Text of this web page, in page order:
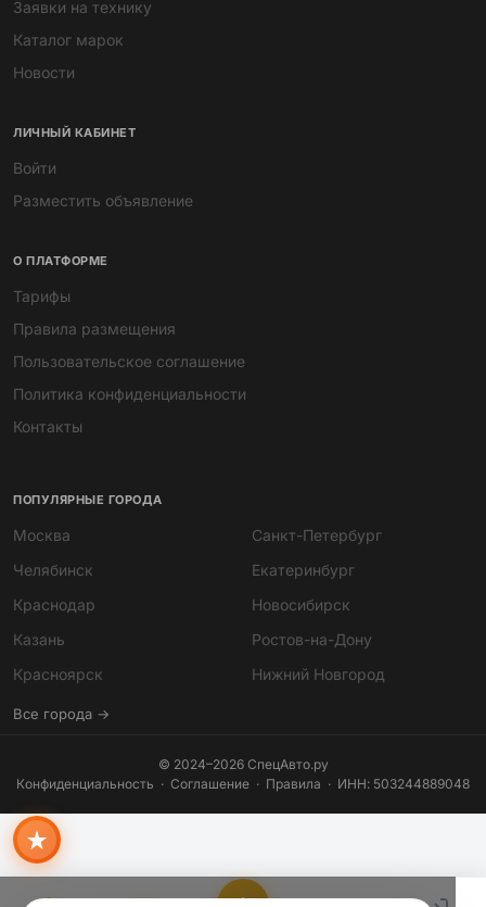
Заявки на технику
Каталог марок
Новости
ЛИЧНЫЙ КАБИНЕТ
Войти
Разместить объявление
О ПЛАТФОРМЕ
Тарифы
Правила размещения
Пользовательское соглашение
Политика конфиденциальности
Контакты
ПОПУЛЯРНЫЕ ГОРОДА
Москва
Санкт-Петербург
Челябинск
Екатеринбург
Краснодар
Новосибирск
Казань
Ростов-на-Дону
Красноярск
Нижний Новгород
Все города →
© 2024–2026 СпецАвто.ру
Конфиденциальность · Соглашение · Правила · ИНН: 503244889048
ИИ-помощник · всегда онлайн